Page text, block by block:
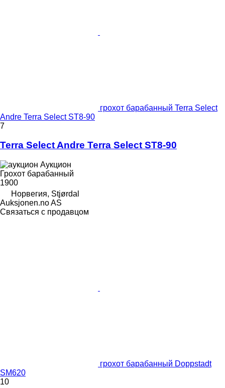
грохот барабанный Terra Select
Andre Terra Select ST8-90
7
Terra Select Andre Terra Select ST8-90
Аукцион
Грохот барабанный
1900
Норвегия, Stjørdal
Auksjonen.no AS
Связаться с продавцом
грохот барабанный Doppstadt
SM620
10